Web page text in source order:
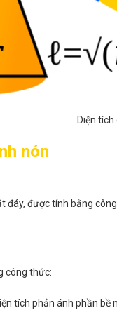
Diện
nón
đáy, được tính bằng
công thức:
tích phản ánh phần bề